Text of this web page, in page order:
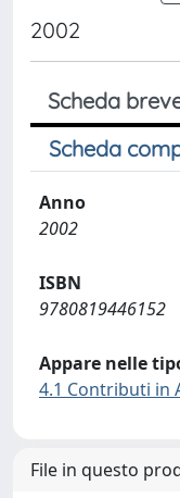
2002
Scheda
Scheda
Anno
2002
ISBN
9780819446152
Appare nelle
4.1 Contributi in
File in questo